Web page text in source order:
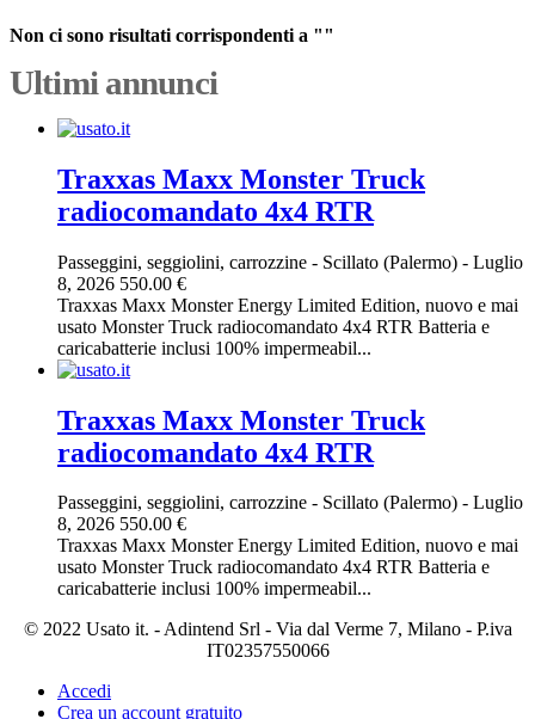
Non ci sono risultati corrispondenti a ""
Ultimi annunci
Traxxas Maxx Monster Truck
radiocomandato 4x4 RTR
Passeggini, seggiolini, carrozzine - Scillato (Palermo) - Luglio
8, 2026 550.00 €
Traxxas Maxx Monster Energy Limited Edition, nuovo e mai
usato Monster Truck radiocomandato 4x4 RTR Batteria e
caricabatterie inclusi 100% impermeabil...
Traxxas Maxx Monster Truck
radiocomandato 4x4 RTR
Passeggini, seggiolini, carrozzine - Scillato (Palermo) - Luglio
8, 2026 550.00 €
Traxxas Maxx Monster Energy Limited Edition, nuovo e mai
usato Monster Truck radiocomandato 4x4 RTR Batteria e
caricabatterie inclusi 100% impermeabil...
© 2022 Usato it. - Adintend Srl - Via dal Verme 7, Milano - P.iva
IT02357550066
Accedi
Crea un account gratuito